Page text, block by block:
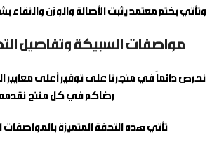
وتأتي بختم معتمد يثبت الأصالة والوزن
مواصفات السبيكة وتفاصيل
نحرص دائماً في متجرنا على توفير أعلى معايير
رضاكم في كل منتج
تأتي هذه التحفة المتميزة بالمواصفات